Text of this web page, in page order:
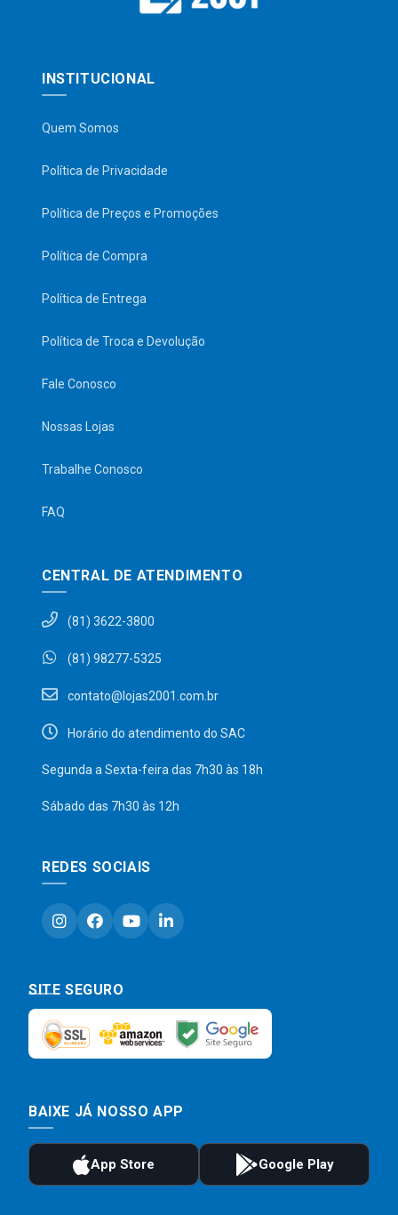
INSTITUCIONAL
Quem Somos
Política de Privacidade
Política de Preços e Promoções
Política de Compra
Política de Entrega
Política de Troca e Devolução
Fale Conosco
Nossas Lojas
Trabalhe Conosco
FAQ
CENTRAL DE ATENDIMENTO
(81) 3622-3800
(81) 98277-5325
contato@lojas2001.com.br
Horário do atendimento do SAC
Segunda a Sexta-feira das 7h30 às 18h
Sábado das 7h30 às 12h
REDES SOCIAIS
SITE SEGURO
BAIXE JÁ NOSSO APP